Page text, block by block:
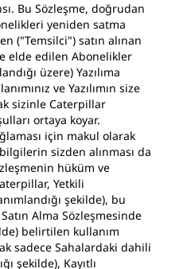
Bu Sözleşme, doğrudan
yeniden satma
("Temsilci") satın alınan
elde edilen Abonelikler
üzere) Yazılıma
ve Yazılımın size
sizinle Caterpillar
ortaya koyar.
için makul olarak
sizden alınması da
hüküm ve
Yetkili
şekilde), bu
Alma Sözleşmesinde
belirtilen kullanım
sadece Sahalardaki dahili
şekilde), Kayıtlı